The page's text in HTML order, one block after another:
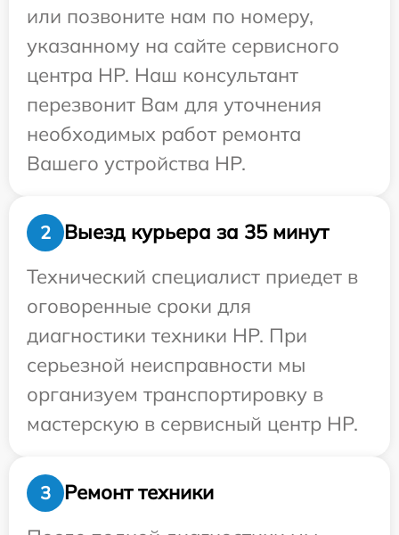
или позвоните нам по номеру,
указанному на сайте сервисного
центра HP. Наш консультант
перезвонит Вам для уточнения
необходимых работ ремонта
Вашего устройства HP.
2
Выезд курьера за 35 минут
Технический специалист приедет в
оговоренные сроки для
диагностики техники HP. При
серьезной неисправности мы
организуем транспортировку в
мастерскую в сервисный центр HP.
3
Ремонт техники